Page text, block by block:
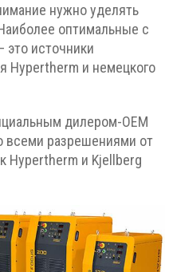
нужно уделять
оптимальные с
это источники
Hypertherm и немецкого
дилером-ОЕМ
всеми разрешениями от
Hypertherm и Kjellberg